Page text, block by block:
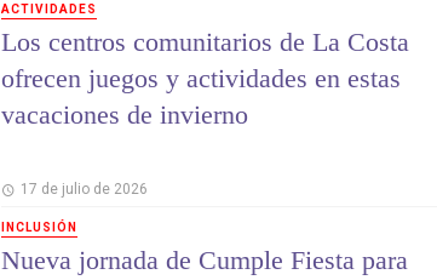
ACTIVIDADES
Los centros comunitarios de La Costa
ofrecen juegos y actividades en estas
vacaciones de invierno
17 de julio de 2026
INCLUSIÓN
Nueva jornada de Cumple Fiesta para